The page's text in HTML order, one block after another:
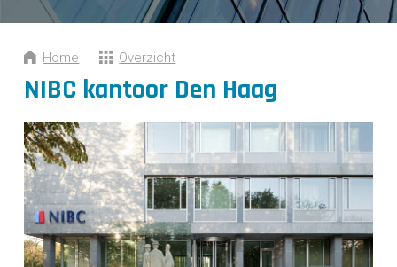
CONTACT
Home Overzicht
NIBC kantoor Den Haag